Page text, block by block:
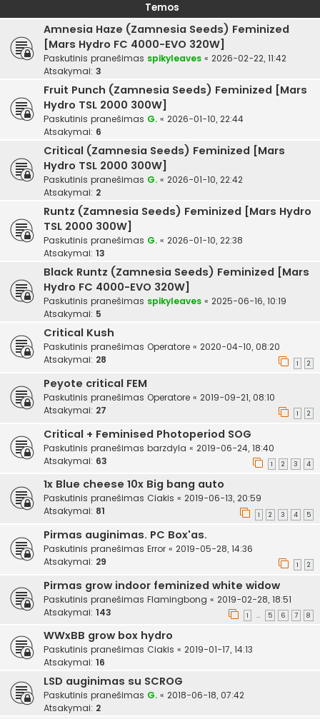
Temos
Amnesia Haze (Zamnesia Seeds) Feminized
[Mars Hydro FC 4000-EVO 320W]
Paskutinis pranešimas spikyleaves « 2026-02-22, 11:42
Atsakymai: 3
Fruit Punch (Zamnesia Seeds) Feminized [Mars
Hydro TSL 2000 300W]
Paskutinis pranešimas G. « 2026-01-10, 22:44
Atsakymai: 6
Critical (Zamnesia Seeds) Feminized [Mars
Hydro TSL 2000 300W]
Paskutinis pranešimas G. « 2026-01-10, 22:42
Atsakymai: 2
Runtz (Zamnesia Seeds) Feminized [Mars Hydro
TSL 2000 300W]
Paskutinis pranešimas G. « 2026-01-10, 22:38
Atsakymai: 13
Black Runtz (Zamnesia Seeds) Feminized [Mars
Hydro FC 4000-EVO 320W]
Paskutinis pranešimas spikyleaves « 2025-06-16, 10:19
Atsakymai: 5
Critical Kush
Paskutinis pranešimas Operatore « 2020-04-10, 08:20
Atsakymai: 28 1 2
Peyote critical FEM
Paskutinis pranešimas Operatore « 2019-09-21, 08:10
Atsakymai: 27 1 2
Critical + Feminised Photoperiod SOG
Paskutinis pranešimas barzdyla « 2019-06-24, 18:40
Atsakymai: 63 1 2 3 4
1x Blue cheese 10x Big bang auto
Paskutinis pranešimas Ciakis « 2019-06-13, 20:59
Atsakymai: 81 1 2 3 4 5
Pirmas auginimas. PC Box'as.
Paskutinis pranešimas Error « 2019-05-28, 14:36
Atsakymai: 29 1 2
Pirmas grow indoor feminized white widow
Paskutinis pranešimas Flamingbong « 2019-02-28, 18:51
Atsakymai: 143 1 … 5 6 7 8
WWxBB grow box hydro
Paskutinis pranešimas Ciakis « 2019-01-17, 14:13
Atsakymai: 16
LSD auginimas su SCROG
Paskutinis pranešimas G. « 2018-06-18, 07:42
Atsakymai: 2